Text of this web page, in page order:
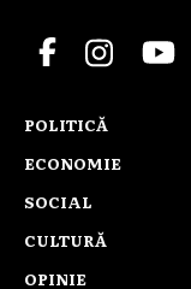
POLITICĂ
ECONOMIE
SOCIAL
CULTURĂ
OPINIE